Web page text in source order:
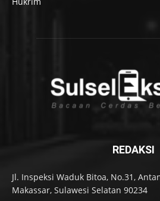
REDAKSI
Jl. Inspeksi Waduk Bitoa, No.31,
Makassar, Sulawesi Selatan 90234